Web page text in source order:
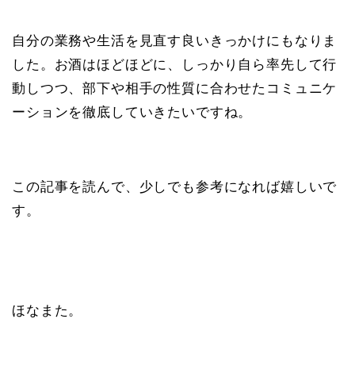
自分の業務や生活を見直す良いきっかけにもなりま
した。お酒はほどほどに、しっかり自ら率先して行
動しつつ、部下や相手の性質に合わせたコミュニケ
ーションを徹底していきたいですね。
この記事を読んで、少しでも参考になれば嬉しいで
す。
ほなまた。